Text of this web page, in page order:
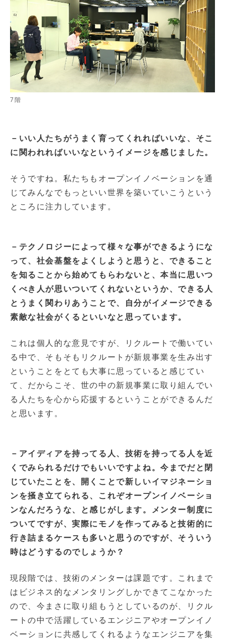
7階
－いい人たちがうまく育ってくれればいいな、そこ
に関われればいいなというイメージを感じました。
そうですね。私たちもオープンイノベーションを通
じてみんなでもっといい世界を築いていこうという
ところに注力しています。
－テクノロジーによって様々な事ができるようにな
って、社会基盤をよくしようと思うと、できること
を知ることから始めてもらわないと、本当に思いつ
くべき人が思いついてくれないというか、できる人
とうまく関わりあうことで、自分がイメージできる
素敵な社会がくるといいなと思っています。
これは個人的な意見ですが、リクルートで働いてい
る中で、そもそもリクルートが新規事業を生み出す
ということをとても大事に思っていると感じてい
て、だからこそ、世の中の新規事業に取り組んでい
る人たちを心から応援するということができるんだ
と思います。
－アイディアを持ってる人、技術を持ってる人を近
くでみられるだけでもいいですよね。今までだと閉
じていたことを、開くことで新しいイマジネーショ
ンを掻き立てられる、これぞオープンイノベーショ
ンなんだろうな、と感じがします。メンター制度に
ついてですが、実際にモノを作ってみると技術的に
行き詰まるケースも多いと思うのですが、そういう
時はどうするのでしょうか？
現段階では、技術のメンターは課題です。これまで
はビジネス的なメンタリングしかできてこなかった
ので、今まさに取り組もうとしているのが、リクル
ートの中で活躍しているエンジニアやオープンイノ
ベーションに共感してくれるようなエンジニアを集